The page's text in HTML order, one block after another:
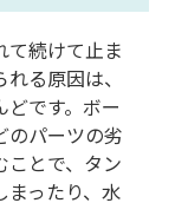
て続けて止ま
る原因は、
どです。ボー
のパーツの劣
ことで、タン
まったり、水